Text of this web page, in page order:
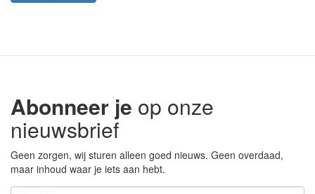
Abonneer je op onze
nieuwsbrief
Geen zorgen, wij sturen alleen goed nieuws. Geen overdaad,
maar inhoud waar je iets aan hebt.